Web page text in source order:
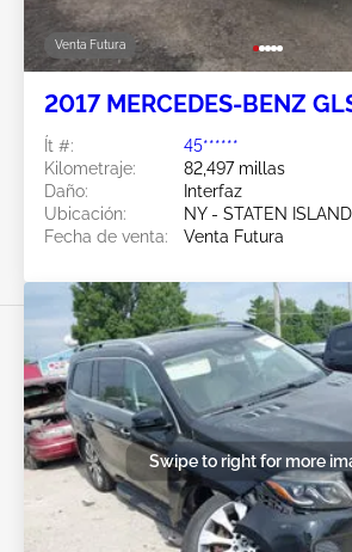
Venta Futura
2017 MERCEDES-BENZ
Ít #:
45******
Kilometraje:
82,497 millas
Daño:
Interfaz
Ubicación:
NY - STATEN ISLAND
Fecha de venta:
Venta Futura
Swipe to right for more